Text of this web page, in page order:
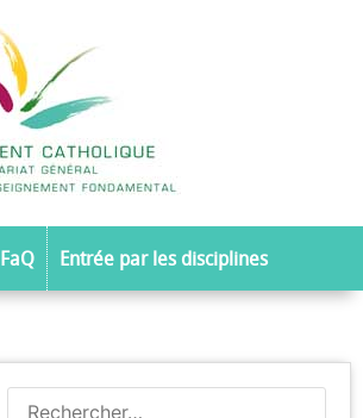
FaQ Entrée par les disciplines